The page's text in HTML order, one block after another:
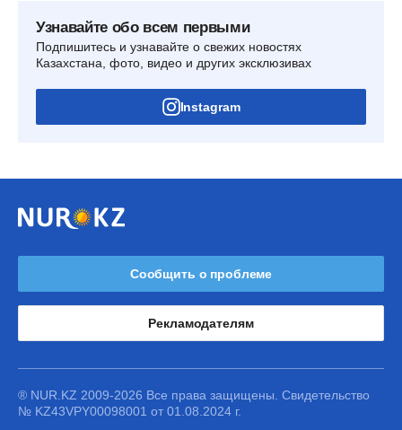
Узнавайте обо всем первыми
Подпишитесь и узнавайте о свежих новостях
Казахстана, фото, видео и других эксклюзивах
Instagram
Сообщить о проблеме
Рекламодателям
® NUR.KZ 2009-2026 Все права защищены. Свидетельство
№ KZ43VPY00098001 от 01.08.2024 г.